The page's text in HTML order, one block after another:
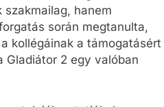
hanem
során megtanulta,
kollégáinak a támogatásért
Gladiátor 2 egy valóban